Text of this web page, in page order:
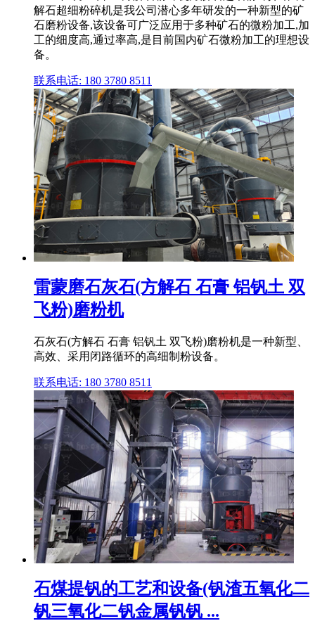
解石超细粉碎机是我公司潜心多年研发的一种新型的矿
石磨粉设备,该设备可广泛应用于多种矿石的微粉加工,加
工的细度高,通过率高,是目前国内矿石微粉加工的理想设
备。
联系电话: 180 3780 8511
雷蒙磨石灰石(方解石 石膏 铝钒土 双
飞粉)磨粉机
石灰石(方解石 石膏 铝钒土 双飞粉)磨粉机是一种新型、
高效、采用闭路循环的高细制粉设备。
联系电话: 180 3780 8511
石煤提钒的工艺和设备(钒渣五氧化二
钒三氧化二钒金属钒钒 ...